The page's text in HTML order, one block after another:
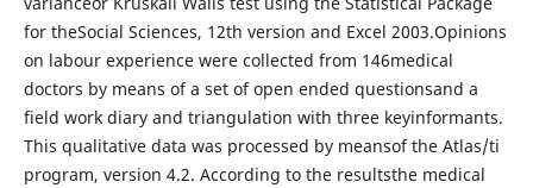
for theSocial Sciences, 12th version and Excel 2003.Opinions
on labour experience were collected from 146medical
doctors by means of a set of open ended questionsand a
field work diary and triangulation with three keyinformants.
This qualitative data was processed by meansof the Atlas/ti
program, version 4.2. According to the resultsthe medical